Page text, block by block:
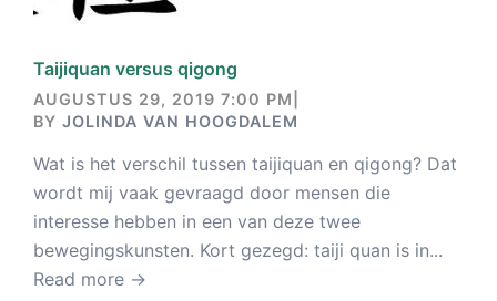
Taijiquan versus qigong
AUGUSTUS 29, 2019 7:00 PM
BY JOLINDA VAN HOOGDALEM
Wat is het verschil tussen taijiquan en qigong? Dat
wordt mij vaak gevraagd door mensen die
interesse hebben in een van deze twee
bewegingskunsten. Kort gezegd: taiji quan is in...
Read more →